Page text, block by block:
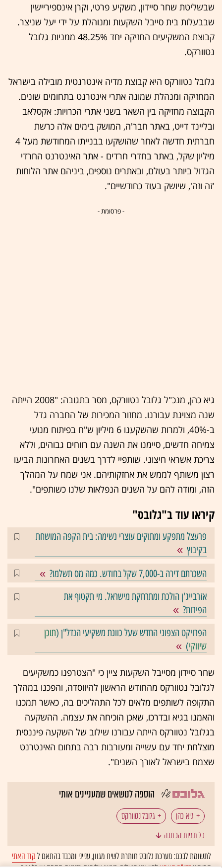
שבשליטת שחר סיידון, משקיע פרטי, וקרן אינספיריישין
שבבעלות בית סייבל השקעות ומנוהלת על ידי יעל שניצר.
קבוצת המשקיעים החזיקה יחד 48.25% ממניות גלובל
נטוורקס.
גלובל נטוורקס היא קבוצת מדיה אינטרנטית מובילה בישראל
המחזיקה ומנהלת שמונה אתרי אינטרנט בתחומים שונים.
הקבוצה מחזיקה בין השאר בשני אתרי הכרויות: אקסלאב
ובליינד דייט, באתר חבר'ה, המושק בימים אלה כרשת
חברתית חדשה לאחר שהושקעו בבנייתו המחודשת מעל 4
מיליון שקל, באתר בחדרי חרדים - אתר האינטרנט החרדי
הגדול ביותר בעולם, ובאתרים נוספים, ביניהם אתר הלוחות
'זה וזה', שיושק בעוד כחודשיים".
- פרסומת -
גיא כהן, מנכ"ל גלובל נטוורקס, מסר בתגובה: "2008 הייתה
שנה מצוינת עבורנו. מחזור המכירות של החברה גדל
ב-40%, ולמרות שהשקענו 6 מיליון ש"ח בפיתוח מנועי
צמיחה חדשים, סיימנו את השנה עם רווחים גבוהים, וללא
צריכת אשראי חיצוני. שותפיי לדרך בשנים האחרונות הביעו
רצון משותף לממש את אחזקותיהם. אני שמח על המהלך
הזה, ומודה להם על השנים הנפלאות שלנו כשותפים".
קיראו עוד ב"גלובס"
פרעצל מתפקע ומתוקים עוצרי נשימה: בית הקפה המושחת
בקיבוץ
השכרתם דירה ב-7,000 שקל בחודש. כמה מס תשלמו?
אזרבייג'ן הולכת ומתרחקת מישראל. מי תקטוף את
הפירות?
הפרויקט הצפוני החדש שעל כוונת משקיעי הנדל"ן (תוכן
שיווקי)
שחר סיידון מסייבל השקעות ציין כי "הצטרפנו כמשקיעים
לגלובל נטוורקס מהחודש הראשון להיווסדה, והפכנו במהלך
התקופה לשותפים מלאים לכל התהליכים בה, כאשר תמכנו
והאמנו בגיא ובדרכו, שאכן הוכיחה את עצמה. ההשקעה
בגלובל נטוורקס הייתה עבורנו שילוב של השקעה פיננסית
מוצלחת יחד עם עשייה ומעורבות רבה בתחום האינטרנט
שצמח בישראל לאורך השנים".
הוספה לנושאים שמעניינים אותי
גיא כהן
גלובל נטוורקס
כל תגיות הכתבה
לתשומת לבכם: מערכת גלובס חותרת לשיח מגוון, ענייני ומכבד בהתאם לקוד האתי